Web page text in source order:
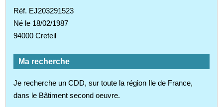
Réf. EJ203291523
Né le 18/02/1987
94000 Creteil
Ma recherche
Je recherche un CDD, sur toute la région Ile de France,
dans le Bâtiment second oeuvre.